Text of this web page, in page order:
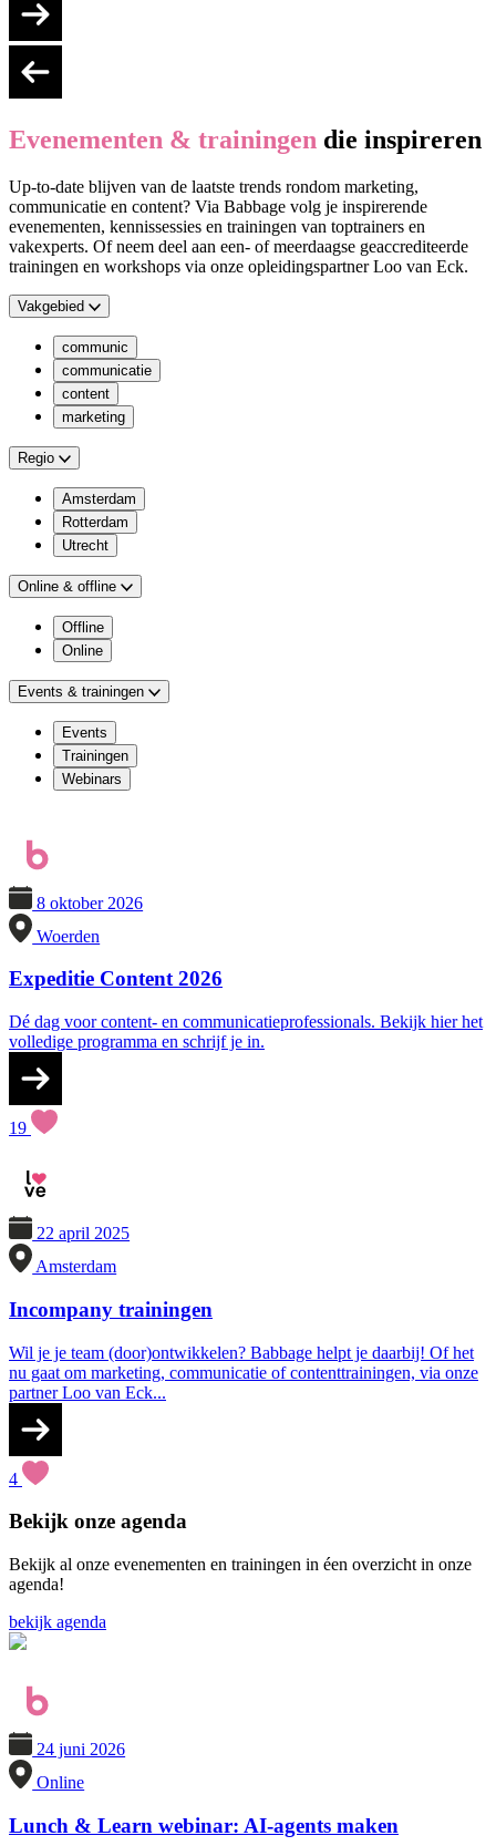
Evenementen & trainingen die inspireren
Up-to-date blijven van de laatste trends rondom marketing,
communicatie en content? Via Babbage volg je inspirerende
evenementen, kennissessies en trainingen van toptrainers en
vakexperts. Of neem deel aan een- of meerdaagse geaccrediteerde
trainingen en workshops via onze opleidingspartner Loo van Eck.
Vakgebied
communic
communicatie
content
marketing
Regio
Amsterdam
Rotterdam
Utrecht
Online & offline
Offline
Online
Events & trainingen
Events
Trainingen
Webinars
8 oktober 2026
Woerden
Expeditie Content 2026
Dé dag voor content- en communicatieprofessionals. Bekijk hier het
volledige programma en schrijf je in.
19
22 april 2025
Amsterdam
Incompany trainingen
Wil je je team (door)ontwikkelen? Babbage helpt je daarbij! Of het
nu gaat om marketing, communicatie of contenttrainingen, via onze
partner Loo van Eck...
4
Bekijk onze agenda
Bekijk al onze evenementen en trainingen in éen overzicht in onze
agenda!
bekijk agenda
24 juni 2026
Online
Lunch & Learn webinar: AI-agents maken